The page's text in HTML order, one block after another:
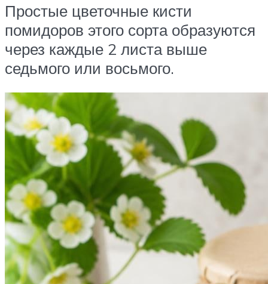
Простые цветочные кисти
помидоров этого сорта образуются
через каждые 2 листа выше
седьмого или восьмого.